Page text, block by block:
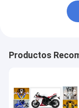
Productos